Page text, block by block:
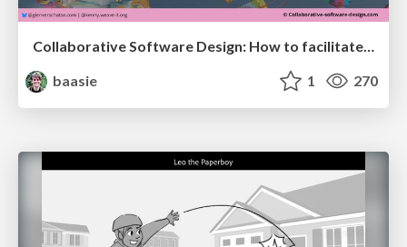
Collaborative Software Design: How to facilitate domain modelling decisions
baasie
1 270